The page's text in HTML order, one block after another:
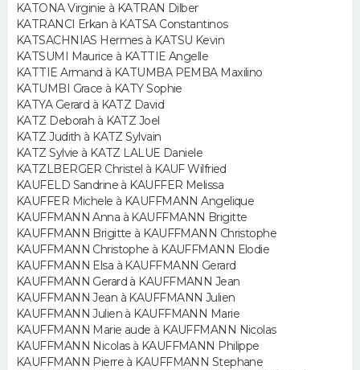
Forum
Aménagement intérieur
Extérieur
Cuisine
Salle de bains
Jardinage
Rangement
WEEK-END
Guides de France
Escapades
Patrimoine
Expositions
Musées
Week-end nature
+
LIFESTYLE
Art de vivre
Bien-être
Loisirs
Mode
Modes de vie
SANTE
Alimentation
Guide de la santé
Maladies
Médicaments
Sommeil
VOYAGE
Destinations
City break
Voyage nature
Voyage de noces
Forum
Climat
+
PHOTO
GUIDES D'ACHAT
BONS PLANS
CARTE DE VOEUX
Carte de Noël
Carte Bonne année
Carte Saint-Valentin
Carte Pâques
Carte d'anniversaire
DICTIONNAIRE
Dictionnaire
Biographies
Citations
Expressions
Proverbes
PROGRAMME TV
KATONA Virginie à KATRAN Dilber
KATRANCI Erkan à KATSA Constantinos
KATSACHNIAS Hermes à KATSU Kevin
KATSUMI Maurice à KATTIE Angelle
KATTIE Armand à KATUMBA PEMBA Maxilino
KATUMBI Grace à KATY Sophie
KATYA Gerard à KATZ David
KATZ Deborah à KATZ Joel
KATZ Judith à KATZ Sylvain
KATZ Sylvie à KATZ LALUE Daniele
KATZLBERGER Christel à KAUF Wilfried
KAUFELD Sandrine à KAUFFER Melissa
KAUFFER Michele à KAUFFMANN Angelique
KAUFFMANN Anna à KAUFFMANN Brigitte
KAUFFMANN Brigitte à KAUFFMANN Christophe
KAUFFMANN Christophe à KAUFFMANN Elodie
KAUFFMANN Elsa à KAUFFMANN Gerard
KAUFFMANN Gerard à KAUFFMANN Jean
KAUFFMANN Jean à KAUFFMANN Julien
KAUFFMANN Julien à KAUFFMANN Marie
KAUFFMANN Marie aude à KAUFFMANN Nicolas
KAUFFMANN Nicolas à KAUFFMANN Philippe
KAUFFMANN Pierre à KAUFFMANN Stephane